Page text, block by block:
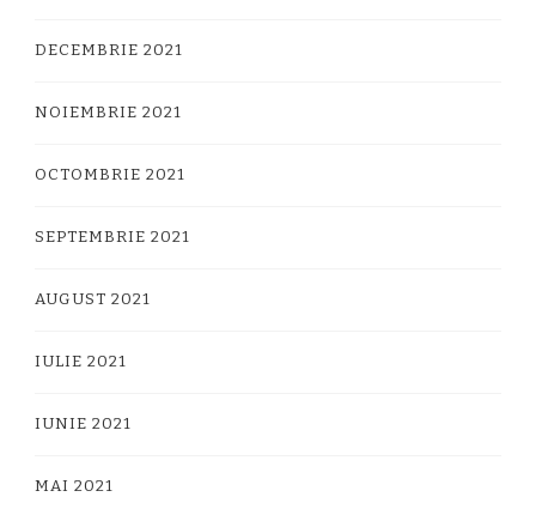
DECEMBRIE 2021
NOIEMBRIE 2021
OCTOMBRIE 2021
SEPTEMBRIE 2021
AUGUST 2021
IULIE 2021
IUNIE 2021
MAI 2021